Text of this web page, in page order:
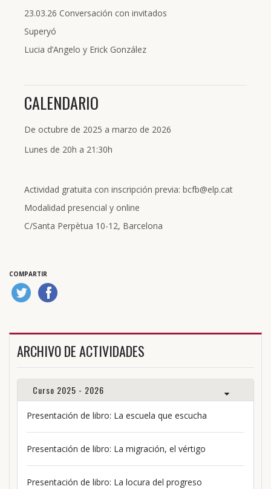
23.03.26 Conversación con invitados
Superyó
Lucia d’Angelo y Erick González
CALENDARIO
De octubre de 2025 a marzo de 2026
Lunes de 20h a 21:30h
Actividad gratuita con inscripción previa: bcfb@elp.cat
Modalidad presencial y online
C/Santa Perpètua 10-12, Barcelona
COMPARTIR
ARCHIVO DE ACTIVIDADES
Curso 2025 - 2026
Presentación de libro: La escuela que escucha
Presentación de libro: La migración, el vértigo
Presentación de libro: La locura del progreso